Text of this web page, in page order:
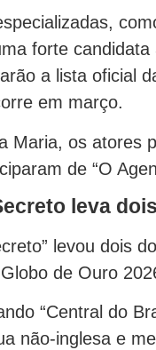
forte
a lista oficial
em março.
Maria, os atores
de “O
leva
levou dois
de Ouro
“Central do
não-inglesa e